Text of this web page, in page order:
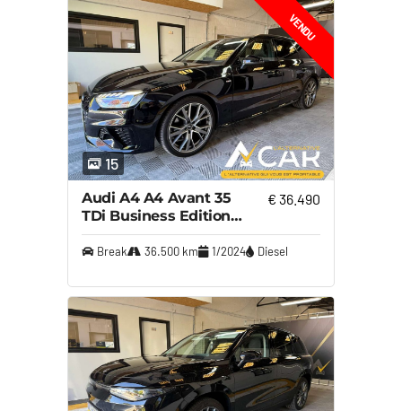
VENDU
15
Audi A4 A4 Avant 35
TDi Business Edition
Competition S tronic S-
Line – GARANTIE 12M
€ 36.490
Break 36.500 km 1/2024 Diesel